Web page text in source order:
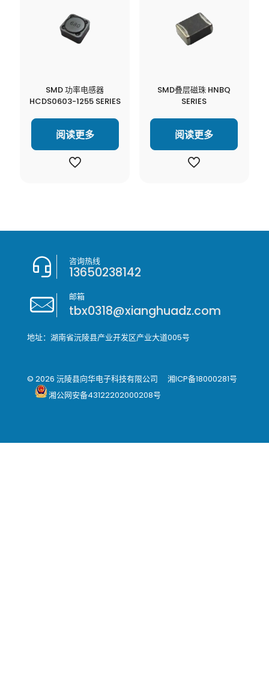
SMD 功率电感器
HCDS0603-1255 SERIES
阅读更多
SMD叠层磁珠 HNBQ
SERIES
阅读更多
咨询热线
13650238142
邮箱
tbx0318@xianghuadz.com
地址：湖南省沅陵县产业开发区产业大道005号
© 2026 沅陵县向华电子科技有限公司 湘ICP备18000281号
湘公网安备43122202000208号